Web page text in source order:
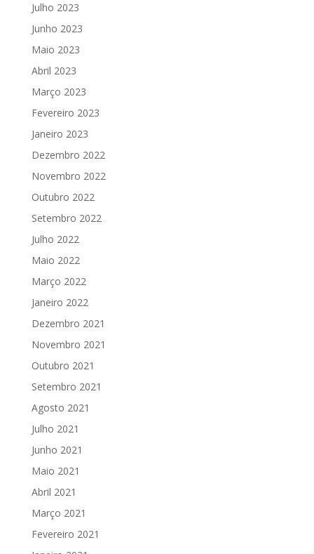
Julho 2023
Junho 2023
Maio 2023
Abril 2023
Março 2023
Fevereiro 2023
Janeiro 2023
Dezembro 2022
Novembro 2022
Outubro 2022
Setembro 2022
Julho 2022
Maio 2022
Março 2022
Janeiro 2022
Dezembro 2021
Novembro 2021
Outubro 2021
Setembro 2021
Agosto 2021
Julho 2021
Junho 2021
Maio 2021
Abril 2021
Março 2021
Fevereiro 2021